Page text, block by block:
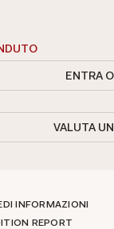
ENTRA
VALUTA
INFORMAZIONI
REPORT